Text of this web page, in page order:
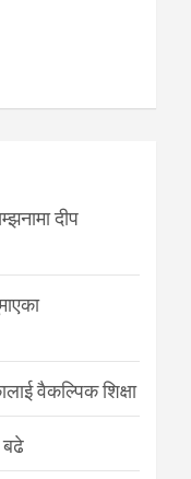
दीप
वैकल्पिक शिक्षा
बढे